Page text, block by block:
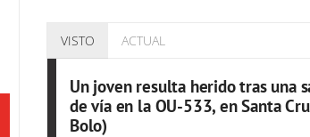
VISTO ACTUAL
Un joven resulta herido tras una
de vía en la OU-533, en Santa
Bolo)